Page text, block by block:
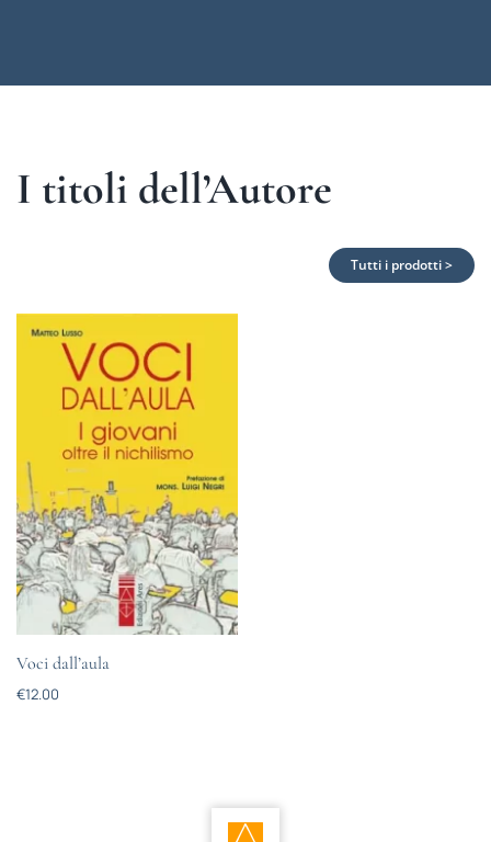
I titoli dell’Autore
Tutti i prodotti >
Voci dall’aula
€12.00